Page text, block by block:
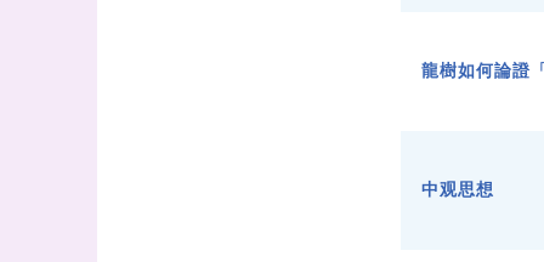
龍樹如何論證
中观思想